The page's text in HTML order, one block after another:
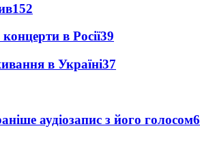
152
в Росії39
в Україні37
аудіозапис з його голосом6